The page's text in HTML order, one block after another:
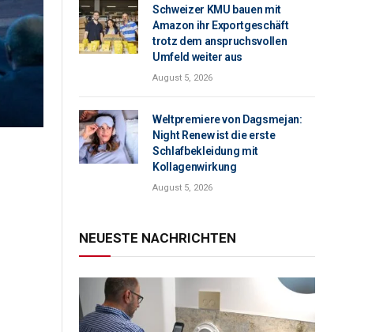
Schweizer KMU bauen mit
Amazon ihr Exportgeschäft
trotz dem anspruchsvollen
Umfeld weiter aus
August 5, 2026
Weltpremiere von Dagsmejan:
Night Renew ist die erste
Schlafbekleidung mit
Kollagenwirkung
August 5, 2026
NEUESTE NACHRICHTEN